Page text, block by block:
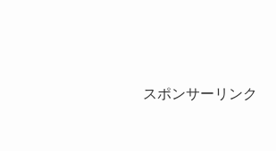
スポンサーリンク